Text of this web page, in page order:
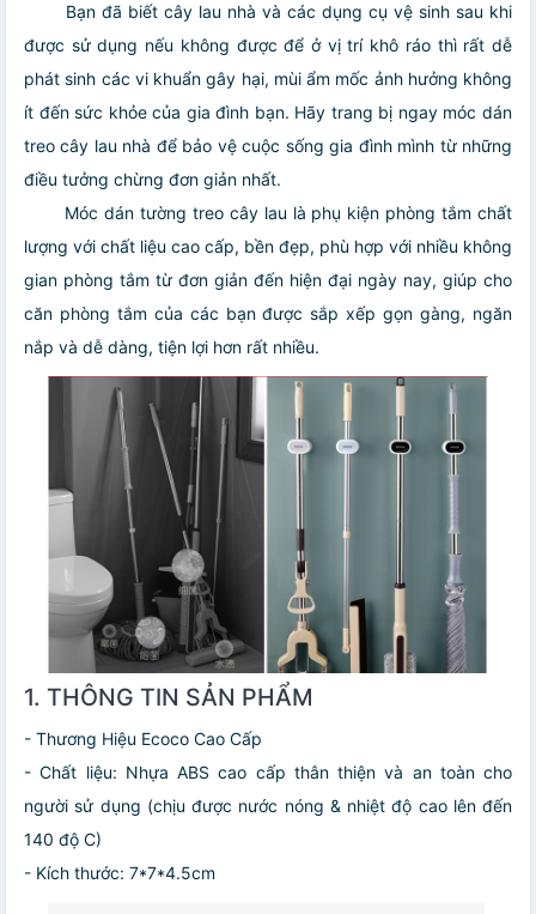
Bạn đã biết cây lau nhà và các dụng cụ vệ sinh sau khi
được sử dụng nếu không được để ở vị trí khô ráo thì rất dễ
phát sinh các vi khuẩn gây hại, mùi ẩm mốc ảnh hưởng không
ít đến sức khỏe của gia đình bạn. Hãy trang bị ngay móc dán
treo cây lau nhà để bảo vệ cuộc sống gia đình mình từ những
điều tưởng chừng đơn giản nhất.
Móc dán tường treo cây lau là phụ kiện phòng tắm chất
lượng với chất liệu cao cấp, bền đẹp, phù hợp với nhiều không
gian phòng tắm từ đơn giản đến hiện đại ngày nay, giúp cho
căn phòng tắm của các bạn được sắp xếp gọn gàng, ngăn
nắp và dễ dàng, tiện lợi hơn rất nhiều.
1. THÔNG TIN SẢN PHẨM
- Thương Hiệu Ecoco Cao Cấp
- Chất liệu: Nhựa ABS cao cấp thân thiện và an toàn cho
người sử dụng (chịu được nước nóng & nhiệt độ cao lên đến
140 độ C)
- Kích thước: 7*7*4.5cm